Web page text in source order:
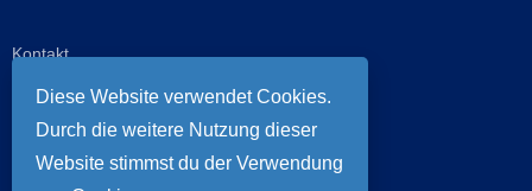
Kontakt
Newsletter
Partner
Impressum
Diese Website verwendet Cookies.
Durch die weitere Nutzung dieser
Website stimmst du der Verwendung